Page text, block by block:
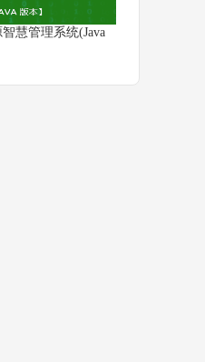
慧管理系统(Java